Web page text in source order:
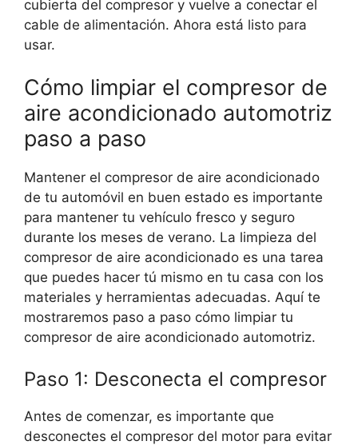
cubierta del compresor y vuelve a conectar el
cable de alimentación. Ahora está listo para
usar.
Cómo limpiar el compresor de
aire acondicionado automotriz
paso a paso
Mantener el compresor de aire acondicionado
de tu automóvil en buen estado es importante
para mantener tu vehículo fresco y seguro
durante los meses de verano. La limpieza del
compresor de aire acondicionado es una tarea
que puedes hacer tú mismo en tu casa con los
materiales y herramientas adecuadas. Aquí te
mostraremos paso a paso cómo limpiar tu
compresor de aire acondicionado automotriz.
Paso 1: Desconecta el compresor
Antes de comenzar, es importante que
desconectes el compresor del motor para evitar